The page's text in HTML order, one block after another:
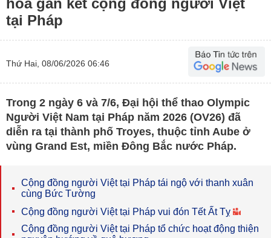
hóa gắn kết cộng đồng người Việt
tại Pháp
Thứ Hai, 08/06/2026 06:46
Trong 2 ngày 6 và 7/6, Đại hội thể thao Olympic
Người Việt Nam tại Pháp năm 2026 (OV26) đã
diễn ra tại thành phố Troyes, thuộc tỉnh Aube ở
vùng Grand Est, miền Đông Bắc nước Pháp.
Cộng đồng người Việt tại Pháp tái ngộ với thanh xuân
cùng Bức Tường
Cộng đồng người Việt tại Pháp vui đón Tết Ất Tỵ
Cộng đồng người Việt tại Pháp tổ chức hoạt động thiện